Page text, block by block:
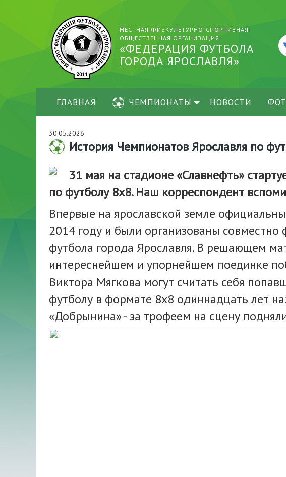
МЕСТНАЯ ФИЗКУЛЬТУРНО-СПОРТИВНАЯ
ОБЩЕСТВЕННАЯ ОРГАНИЗАЦИЯ
«ФЕДЕРАЦИЯ ФУТБОЛА
ГОРОДА ЯРОСЛАВЛЯ»
ГЛАВНАЯ ЧЕМПИОНАТЫ НОВОСТИ
30.05.2026
История Чемпионатов Ярославля по
31 мая на стадионе «Славнефть»
по футболу 8х8. Наш корреспондент
Впервые на ярославской земле
2014 году и были организованы
футбола города Ярославля. В решающем
интереснейшем и упорнейшем поединке
Виктора Мягкова могут считать себя
футболу в формате 8х8 одиннадцать лет
«Добрынина» - за трофеем на сцену